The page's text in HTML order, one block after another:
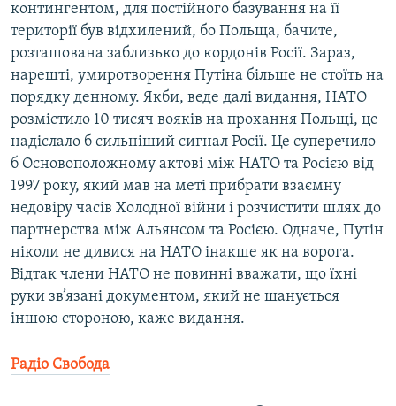
контингентом, для постійного базування на її
території був відхилений, бо Польща, бачите,
розташована заблизько до кордонів Росії. Зараз,
нарешті, умиротворення Путіна більше не стоїть на
порядку денному. Якби, веде далі видання, НАТО
розмістило 10 тисяч вояків на прохання Польщі, це
надіслало б сильніший сигнал Росії. Це суперечило
б Основоположному актові між НАТО та Росією від
1997 року, який мав на меті прибрати взаємну
недовіру часів Холодної війни і розчистити шлях до
партнерства між Альянсом та Росією. Одначе, Путін
ніколи не дивися на НАТО інакше як на ворога.
Відтак члени НАТО не повинні вважати, що їхні
руки зв’язані документом, який не шанується
іншою стороною, каже видання.
Радіо Свобода